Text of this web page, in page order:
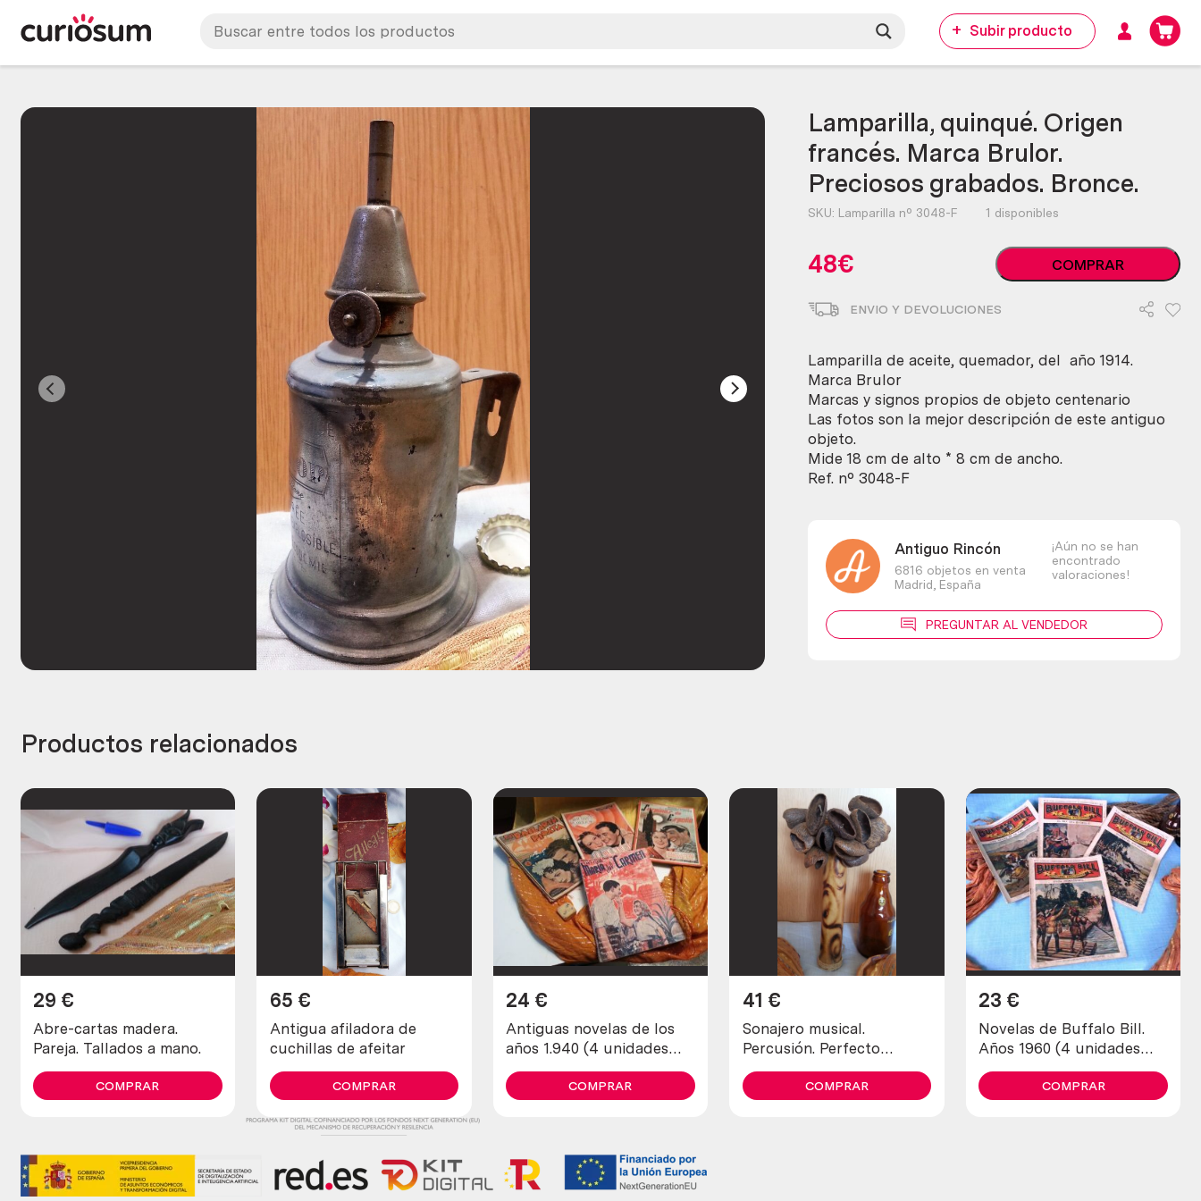
Subir producto
Lamparilla, quinqué. Origen
francés. Marca Brulor.
Preciosos grabados. Bronce.
SKU: Lamparilla nº 3048-F 1 disponibles
48€
Lamparilla,
quinqué.
francés.
Brulor.
Preciosos
grabados.
Bronce.
cantidad
COMPRAR
ENVIO Y DEVOLUCIONES
Lamparilla de aceite, quemador, del año 1914.
Marca Brulor
Marcas y signos propios de objeto centenario
Las fotos son la mejor descripción de este antiguo
objeto.
Mide 18 cm de alto * 8 cm de ancho.
Ref. nº 3048-F
Antiguo Rincón
6816 objetos en venta
Madrid, España
¡Aún no se han
encontrado
valoraciones!
PREGUNTAR AL VENDEDOR
Productos relacionados
Abre-cartas madera.
Pareja. Tallados a mano.
29 €
COMPRAR
Antigua afiladora de
cuchillas de afeitar
65 €
COMPRAR
Antiguas novelas de los
años 1.940 (4 unidades
diferentes)
24 €
COMPRAR
Sonajero musical.
Percusión. Perfecto
estado general.
41 €
COMPRAR
Novelas de Buffalo Bill.
Años 1960 (4 unidades
diferentes)
23 €
COMPRAR